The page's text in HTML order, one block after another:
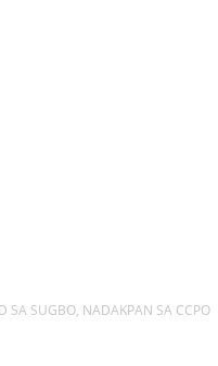
SA SUGBO, NADAKPAN SA CCPO